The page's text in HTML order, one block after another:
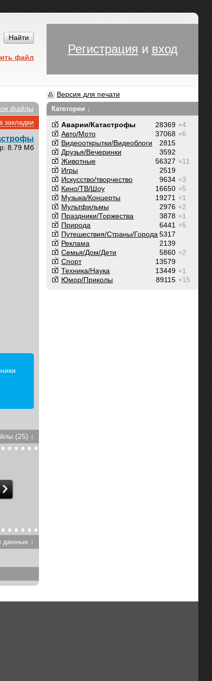
Найти
файл
Регистрация и вход
Версия для печати
файлы
закладки
8.79 Мб
(25) ↓
данные ↓
Категории ↓
+4
28369
Аварии/Катастрофы
+6
37068
Авто/Мото
2815
Видеооткрытки/Видеоблоги
3592
Друзья/Вечеринки
+11
56327
Животные
2519
Игры
+3
9634
Искусство/творчество
+5
16650
Кино/ТВ/Шоу
+1
19271
Музыка/Концерты
+2
2976
Мультфильмы
+1
3878
Праздники/Торжества
+5
6441
Природа
5317
Путешествия/Cтраны/Города
2139
Реклама
+2
5860
Семья/Дом/Дети
13579
Спорт
+1
13449
Техника/Наука
+15
89115
Юмор/Приколы